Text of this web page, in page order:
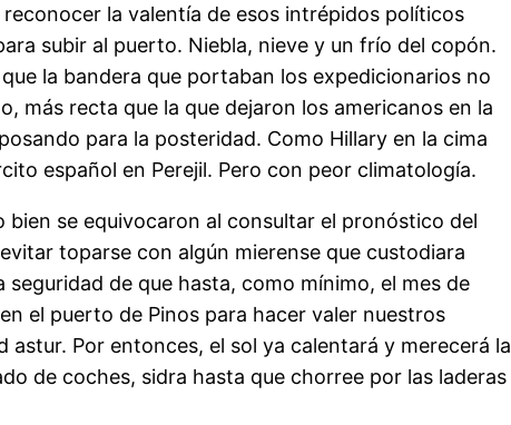
la valentía de esos intrépidos políticos
subir al puerto. Niebla, nieve y un frío del copón.
la bandera que portaban los expedicionarios no
más recta que la que dejaron los americanos en la
para la posteridad. Como Hillary en la cima
español en Perejil. Pero con peor climatología.
bien se equivocaron al consultar el pronóstico del
toparse con algún mierense que custodiara
de que hasta, como mínimo, el mes de
el puerto de Pinos para hacer valer nuestros
Por entonces, el sol ya calentará y merecerá la
de coches, sidra hasta que chorree por las laderas